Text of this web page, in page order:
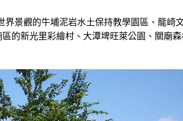
景觀的牛埔泥岩水土保持教學園區、龍崎
的新光里彩繪村、大潭埤旺萊公園、關廟